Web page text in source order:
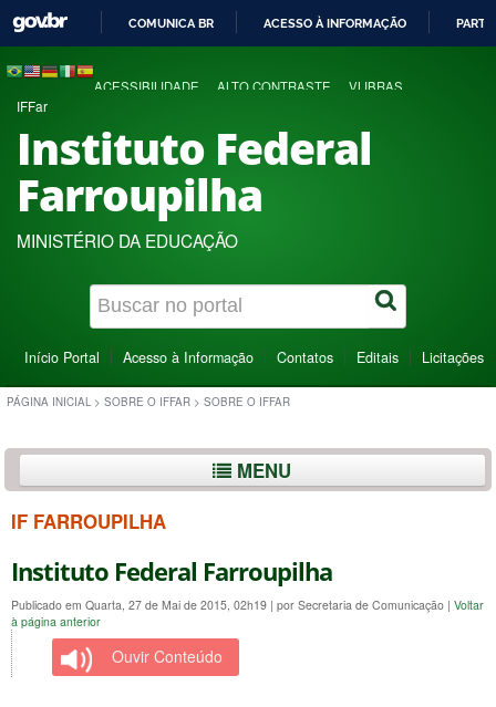
COMUNICA BR ACESSO À INFORMAÇÃO
ACESSIBILIDADE ALTO CONTRASTE VLIBRAS
IFFar
Instituto Federal
Farroupilha
MINISTÉRIO DA EDUCAÇÃO
Início Portal Acesso à Informação Contatos Editais Licitações
PÁGINA INICIAL > SOBRE O IFFAR > SOBRE O IFFAR
MENU
IF FARROUPILHA
Instituto Federal Farroupilha
Publicado em Quarta, 27 de Mai de 2015, 02h19 | por Secretaria de Comunicação | Voltar
à página anterior
Ouvir Conteúdo